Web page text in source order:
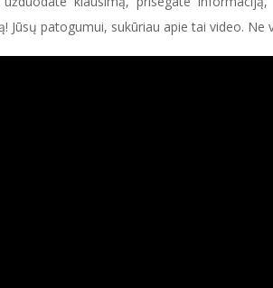
Jūsų patogumui, sukūriau apie tai video.